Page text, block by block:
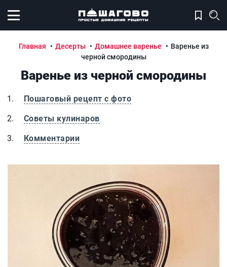
Открыть меню
Главная Десерты Домашнее варенье
Варенье из
черной смородины
Варенье из черной смородины
Пошаговый рецепт с фото
Советы кулинаров
Комментарии